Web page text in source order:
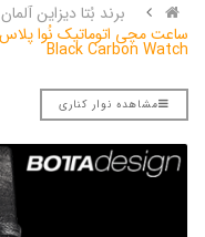
برند بُتا دیزاین آلمان
Black Carbon Watch
مشاهده نوار کناری